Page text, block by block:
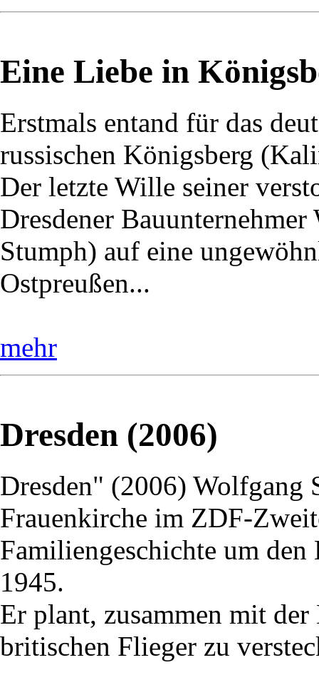
Eine Liebe in
Erstmals entand für das
russischen Königsberg
Der letzte Wille seiner
Dresdener
Stumph) auf eine
Ostpreußen...
mehr
Dresden (2006)
Dresden" (2006) Wolfgang
Frauenkirche im ZDF-
Familiengeschichte um
1945.
Er plant, zusammen mit
britischen Flieger zu